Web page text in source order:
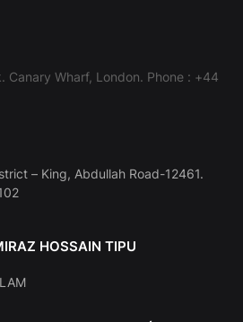
Canary Wharf, London. Phone : +44
– King, Abdullah Road-12461.
HOSSAIN TIPU